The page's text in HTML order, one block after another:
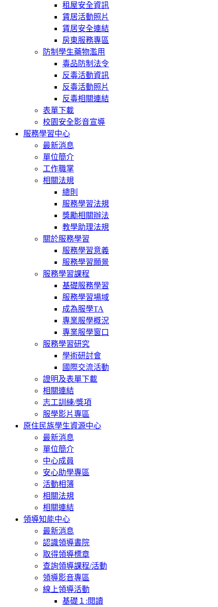
租屋安全資訊
賃居活動照片
賃居安全連結
房東服務專區
防制學生藥物濫用
毒品防制法令
反毒活動資訊
反毒活動照片
反毒相關連結
表單下載
校園安全影音宣導
服務學習中心
最新消息
單位簡介
工作職掌
相關法規
總則
服務學習法規
獎勵相關辦法
教學助理法規
關於服務學習
服務學習意義
服務學習願景
服務學習課程
基礎服務學習
服務學習場域
成為服學TA
專業服學概況
專業服學窗口
服務學習研究
學術研討會
國際交流活動
證明及表單下載
相關連結
志工訓練/獎項
服學影片專區
原住民族學生資源中心
最新消息
單位簡介
中心成員
安心助學專區
活動相簿
相關法規
相關連結
領導知能中心
最新消息
認識領導書院
取得領導標章
查詢領導課程/活動
領導影音專區
線上領導活動
基礎１:閱讀